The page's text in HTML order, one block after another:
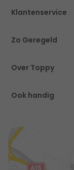
Klantenservice
Zo Geregeld
Over Toppy
Ook handig